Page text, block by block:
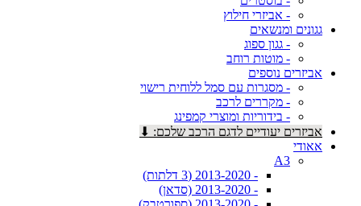
- אביזרי חילוץ
גגונים ומנשאים
- גגון ספוג
- מוטות רוחב
אביזרים נוספים
- מסגרות עם סמל ללוחית רישוי
- מקררים לרכב
- בידוריות ומוצרי קמפינג
אביזרים יעודיים לדגם הרכב שלכם: ⬇
אאודי
A3
- 2013-2020 (3 דלתות)
- 2013-2020 (סדאן)